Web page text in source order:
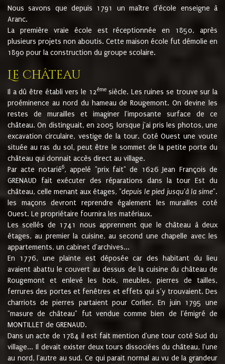
Nous savons que depuis 1791 un maître d'école enseigne à
Aranc.
La première vraie école est réceptionnée en 1850, après
plusieurs projets non aboutis. Cette maison école fut démolie en
1890 pour la construction du groupe scolaire.
Le château
Il a dû être établi vers le 12èmesiècle. Les ruines se trouve sur la
proéminence au nord du hameau de Rougemont. On devine les
restes de murailles et imaginer l'imposante surface de ce
château. On distinguait, en 2005 lorsque j'ai pris les photos, une
excavation circulaire, vestige de la tour. Coté Ouest une voute
située au ras du sol, peut être le sommet de la petite porte du
château qui donnait accès direct au village.
Par acte notarié6, appelé "prix fait" de 1626 Jean François de
GRENAUD fait exécuter des réparations dans la tour Est du
château, celle menant aux étages, "depuis le pied jusqu'à la sime".
les maçons devront reprendre également les murailles coté
Ouest. Le propriétaire fournira les matériaux.
Les scellés de 1741 nous apprennent que le château à deux
étages, au premier la cuisine, au second une chapelle avec les
appartements, un cabinet d'archives...
En 1776, une plainte est déposée car des habitant du lieu
avaient abattu le couvert au dessus de la cuisine du château de
Rougemont et enlevé les bois, meubles, pierres de tailles,
ferrures des portes et fenêtres et effets qui s’y trouvaient. Des
charriots de pierres partaient pour Corlier. En juin 1795 une
"masure de château" fut vendue comme bien de l'émigré de
MONTILLET de GRENAUD.
Dans un acte de 1784 il est fait mention d'une tour coté Sud du
village... Il devait exister deux tours dissociées du château, l'une
au nord, l'autre au sud. Ce qui parait normal au vu de la grandeur